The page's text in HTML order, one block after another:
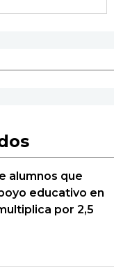
alumnos que
educativo en
por 2,5